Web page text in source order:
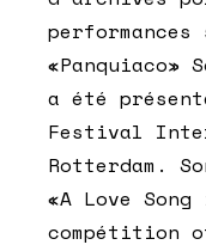
performances
«Panquiaco»
a été
Festival
Rotterdam.
«A Love